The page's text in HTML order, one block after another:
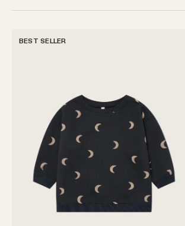
BEST SELLER